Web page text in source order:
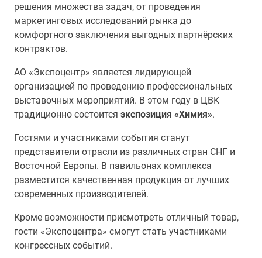
решения множества задач, от проведения
маркетинговых исследований рынка до
комфортного заключения выгодных партнёрских
контрактов.
АО «Экспоцентр» является лидирующей
организацией по проведению профессиональных
выставочных мероприятий. В этом году в ЦВК
традиционно состоится экспозиция «Химия».
Гостями и участниками события станут
представители отрасли из различных стран СНГ и
Восточной Европы. В павильонах комплекса
разместится качественная продукция от лучших
современных производителей.
Кроме возможности присмотреть отличный товар,
гости «Экспоцентра» смогут стать участниками
конгрессных событий.